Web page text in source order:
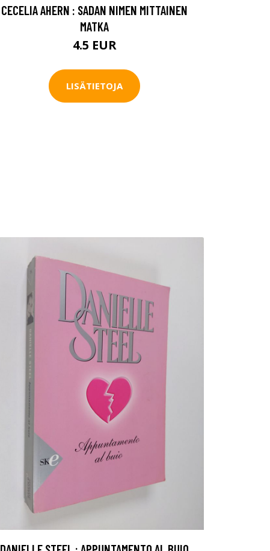
CECELIA AHERN : SADAN NIMEN MITTAINEN
MATKA
4.5 EUR
LISÄTIETOJA